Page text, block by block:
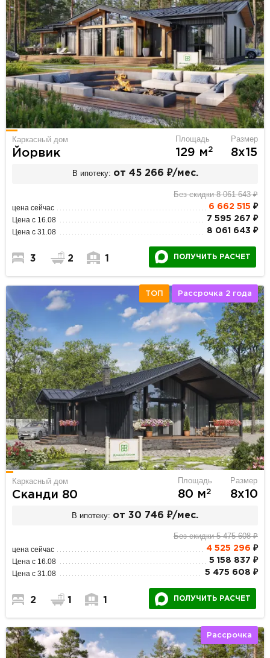
Каркасный дом
Йорвик
Площадь
129 м2
Размер
8х15
В ипотеку: от 45 266 ₽/мес.
Без скидки 8 061 643 ₽
цена сейчас 6 662 515 ₽
Цена с 16.08 7 595 267 ₽
Цена с 31.08 8 061 643 ₽
3 2 1 ПОЛУЧИТЬ РАСЧЕТ
ТОП Рассрочка 2 года
Каркасный дом
Сканди 80
Площадь
80 м2
Размер
8х10
В ипотеку: от 30 746 ₽/мес.
Без скидки 5 475 608 ₽
цена сейчас 4 525 296 ₽
Цена с 16.08 5 158 837 ₽
Цена с 31.08 5 475 608 ₽
2 1 1 ПОЛУЧИТЬ РАСЧЕТ
Рассрочка